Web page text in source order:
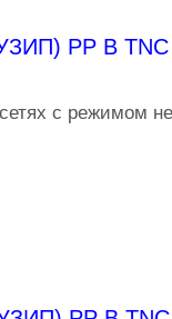
PP B
с режимом